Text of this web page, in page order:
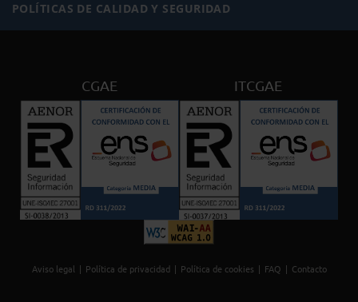
POLÍTICAS DE CALIDAD Y SEGURIDAD
CGAE ITCGAE
Aviso legal Política de privacidad Política de cookies FAQ Contacto